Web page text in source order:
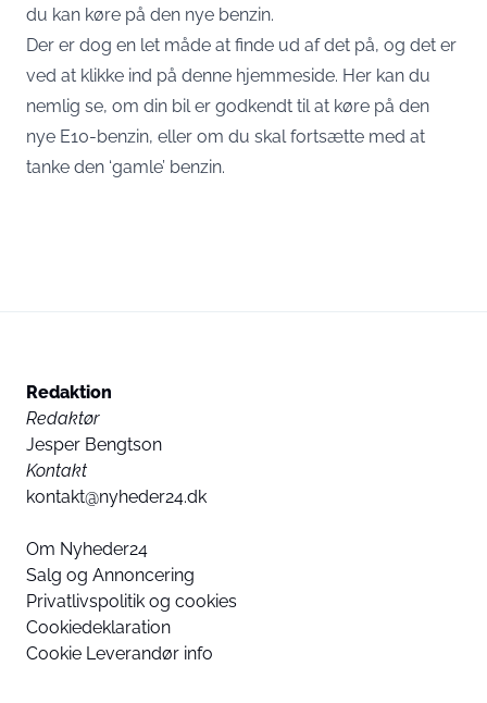
du kan køre på den nye benzin.
Der er dog en let måde at finde ud af det på, og det er
ved at klikke ind på denne hjemmeside. Her kan du
nemlig se, om din bil er godkendt til at køre på den
nye E10-benzin, eller om du skal fortsætte med at
tanke den ‘gamle’ benzin.
Redaktion
Redaktør
Jesper Bengtson
Kontakt
kontakt@nyheder24.dk
Om Nyheder24
Salg og Annoncering
Privatlivspolitik og cookies
Cookiedeklaration
Cookie Leverandør info